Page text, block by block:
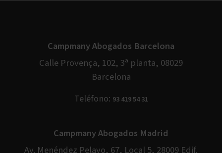
Campmany Abogados Barcelona
Calle Provença, 102, 3ª planta, 08029
Barcelona
Teléfono: 93 419 54 31
Campmany Abogados Madrid
Av. Menéndez Pelayo, 67, Local 5, 28009 Edif.